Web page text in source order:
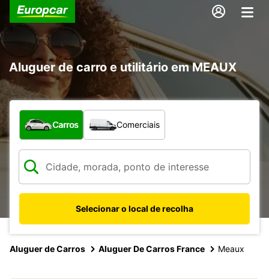
Aluguer de carro e utilitário em MEAUX
Que tipo de veículo pretende?
Carros Comerciais
Selecionar o local de recolha
Aluguer de Carros Aluguer De Carros France Meaux